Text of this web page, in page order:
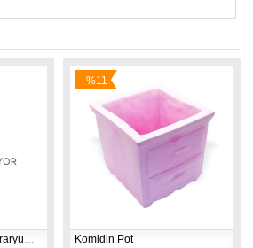
Çiçek Dokulu Saksı, Teraryum Potu Komidin Pot
%11
İndirim